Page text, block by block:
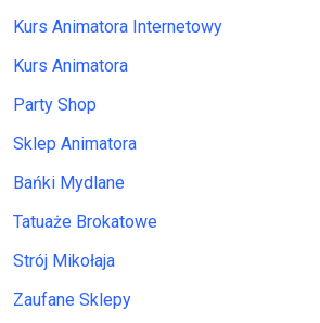
Kurs Animatora Internetowy
Kurs Animatora
Party Shop
Sklep Animatora
Bańki Mydlane
Tatuaże Brokatowe
Strój Mikołaja
Zaufane Sklepy